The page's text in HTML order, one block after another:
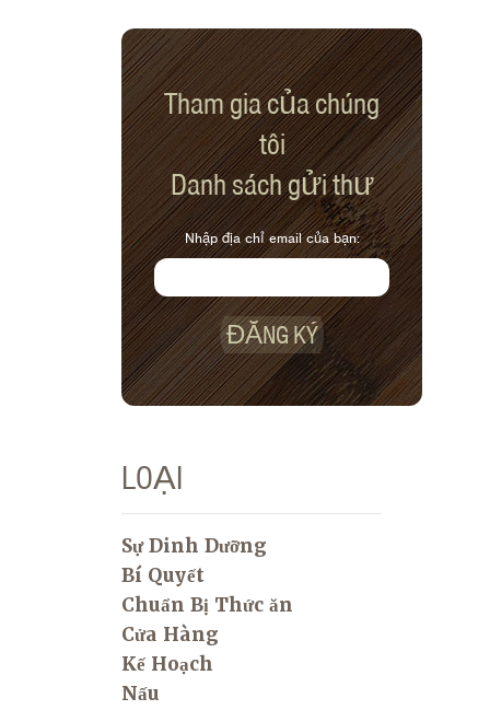
Tham gia của chúng
tôi
Danh sách gửi thư
Nhập địa chỉ email của bạn:
ĐĂNG KÝ
LOẠI
Sự Dinh Dưỡng
Bí Quyết
Chuẩn Bị Thức ăn
Cửa Hàng
Kế Hoạch
Nấu